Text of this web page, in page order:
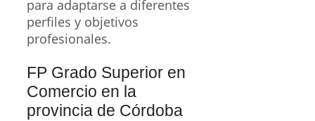
para adaptarse a diferentes
perfiles y objetivos
profesionales.
FP Grado Superior en
Comercio en la
provincia de Córdoba